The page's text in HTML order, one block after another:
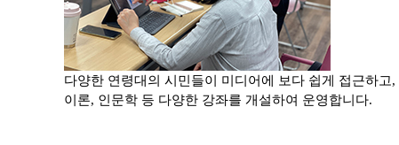
다양한 연령대의 시민들이 미디어에 보다 쉽게 접근하고,
이론, 인문학 등 다양한 강좌를 개설하여 운영합니다.